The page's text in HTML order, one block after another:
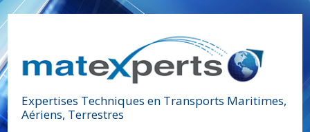
Expertises Techniques en Transports Maritimes,
Aériens, Terrestres